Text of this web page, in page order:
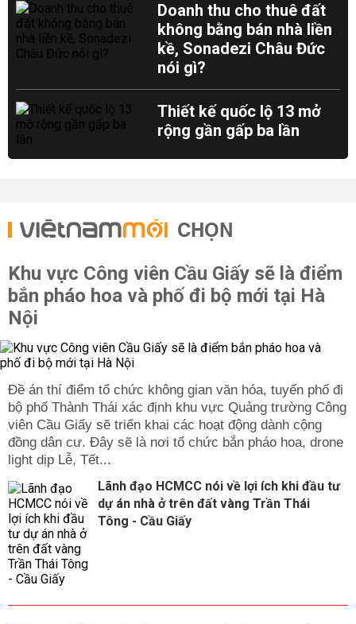
Doanh thu cho thuê đất
không bằng bán nhà liền
kề, Sonadezi Châu Đức
nói gì?
Thiết kế quốc lộ 13 mở
rộng gần gấp ba lần
CHỌN
Khu vực Công viên Cầu Giấy sẽ là điểm
bắn pháo hoa và phố đi bộ mới tại Hà
Nội
Đề án thí điểm tổ chức không gian văn hóa, tuyến phố đi
bộ phố Thành Thái xác định khu vực Quảng trường Công
viên Cầu Giấy sẽ triển khai các hoạt động dành cộng
đồng dân cư. Đây sẽ là nơi tổ chức bắn pháo hoa, drone
light dịp Lễ, Tết...
Lãnh đạo HCMCC nói về lợi ích khi đầu tư
dự án nhà ở trên đất vàng Trần Thái
Tông - Cầu Giấy